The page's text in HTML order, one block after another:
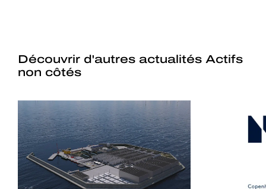
Découvrir d'autres actualités Actifs
non côtés